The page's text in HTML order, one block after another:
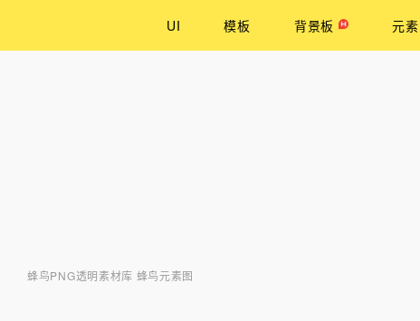
UI 模板 背景板 元素
蜂鸟PNG透明素材库 蜂鸟元素图